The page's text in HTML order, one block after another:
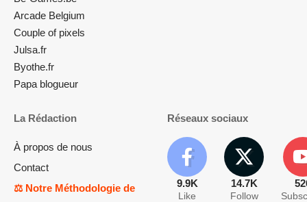
Arcade Belgium
Couple of pixels
Julsa.fr
Byothe.fr
Papa blogueur
La Rédaction
À propos de nous
Contact
⚖️ Notre Méthodologie de
Réseaux sociaux
9.9K
Like
14.7K
Follow